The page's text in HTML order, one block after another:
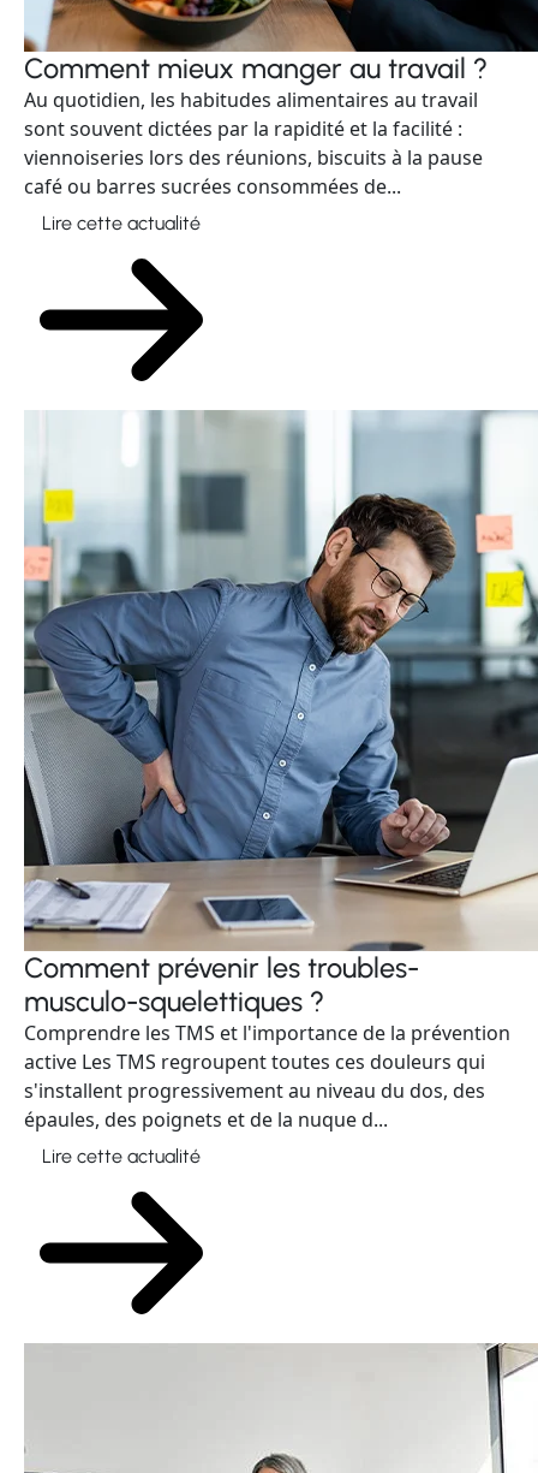
Comment mieux manger au travail ?
Au quotidien, les habitudes alimentaires au travail
sont souvent dictées par la rapidité et la facilité :
viennoiseries lors des réunions, biscuits à la pause
café ou barres sucrées consommées de...
Lire cette actualité
Comment prévenir les troubles-
musculo-squelettiques ?
Comprendre les TMS et l'importance de la prévention
active Les TMS regroupent toutes ces douleurs qui
s'installent progressivement au niveau du dos, des
épaules, des poignets et de la nuque d...
Lire cette actualité